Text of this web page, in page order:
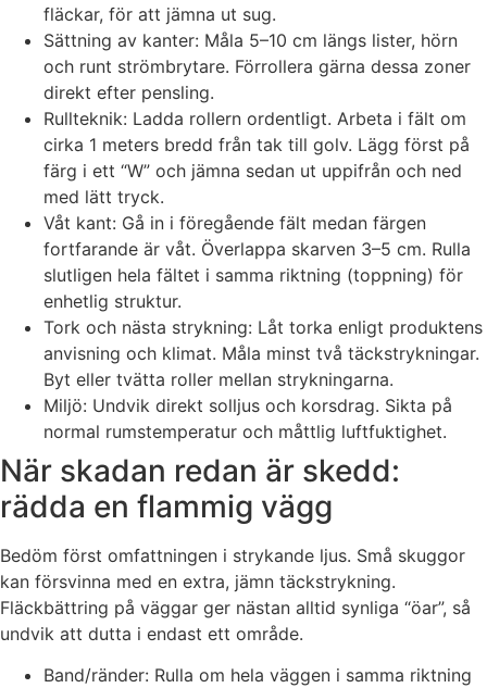
fläckar, för att jämna ut sug.
Sättning av kanter: Måla 5–10 cm längs lister, hörn
och runt strömbrytare. Förrollera gärna dessa zoner
direkt efter pensling.
Rullteknik: Ladda rollern ordentligt. Arbeta i fält om
cirka 1 meters bredd från tak till golv. Lägg först på
färg i ett “W” och jämna sedan ut uppifrån och ned
med lätt tryck.
Våt kant: Gå in i föregående fält medan färgen
fortfarande är våt. Överlappa skarven 3–5 cm. Rulla
slutligen hela fältet i samma riktning (toppning) för
enhetlig struktur.
Tork och nästa strykning: Låt torka enligt produktens
anvisning och klimat. Måla minst två täckstrykningar.
Byt eller tvätta roller mellan strykningarna.
Miljö: Undvik direkt solljus och korsdrag. Sikta på
normal rumstemperatur och måttlig luftfuktighet.
När skadan redan är skedd:
rädda en flammig vägg
Bedöm först omfattningen i strykande ljus. Små skuggor
kan försvinna med en extra, jämn täckstrykning.
Fläckbättring på väggar ger nästan alltid synliga “öar”, så
undvik att dutta i endast ett område.
Band/ränder: Rulla om hela väggen i samma riktning